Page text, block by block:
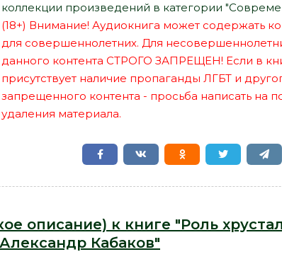
коллекции произведений в категории
(18+) Внимание! Аудиокнига может содержать
для совершеннолетних. Для
данного контента СТРОГО ЗАПРЕЩЕН! Если в
присутствует наличие пропаганды ЛГБТ и
запрещенного контента - просьба написать на
удаления материала.
описание) к книге "Роль
Кабаков"